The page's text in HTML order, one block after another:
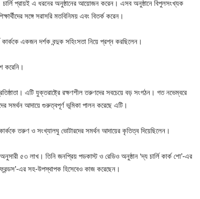
চার্লি প্রায়ই এ ধরনের অনুষ্ঠানের আয়োজন করেন। এসব অনুষ্ঠানে বিপুলসংখ্যক
সঙ্গে সরাসরি মতবিনিময় এবং বিতর্ক করেন।
কার্ককে একজন দর্শক বন্দুক সহিংসতা নিয়ে প্রশ্ন করছিলেন।
করেনি।
এটি যুক্তরাষ্ট্রে রক্ষণশীল তরুণদের সবচেয়ে বড় সংগঠন। গত নভেম্বরে
সমর্থন আদায়ে গুরুত্বপূর্ণ ভূমিকা পালন করেছে এটি।
কার্ককে তরুণ ও সংখ্যালঘু ভোটারদের সমর্থন আদায়ের কৃতিত্ব দিয়েছিলেন।
৫৩ লাখ। তিনি জনপ্রিয় পডকাস্ট ও রেডিও অনুষ্ঠান ‘দ্য চার্লি কার্ক শো’-এর
এর সহ-উপস্থাপক হিসেবেও কাজ করেছেন।